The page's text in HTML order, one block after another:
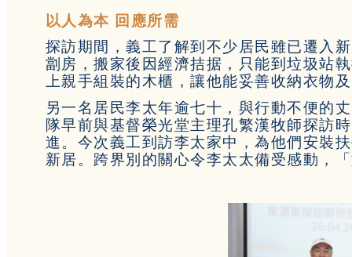
以人為本 回應所需
探訪期間，義工了解到不少居民雖已遷入
劏房，搬家後因經濟拮据，只能到垃圾站
上親手組裝的木櫃，讓他能妥善收納衣物
另一名居民李太年逾七十，與行動不便的
隊早前與基督榮光堂主理孔繁漢牧師探訪
進。今次義工到訪李太家中，為他們安裝
新居。跨界別的關心令李太太備受感動，